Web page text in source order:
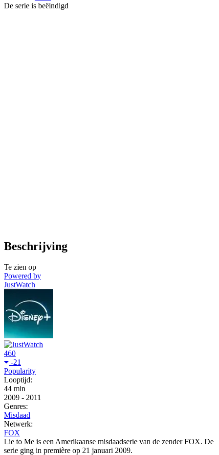
De serie is beëindigd
Beschrijving
Te zien op
Powered by
JustWatch
460
-21
Popularity
Looptijd:
44 min
2009 - 2011
Genres:
Misdaad
Netwerk:
FOX
Lie to Me is een Amerikaanse misdaadserie van de zender FOX. De
serie ging in première op 21 januari 2009.